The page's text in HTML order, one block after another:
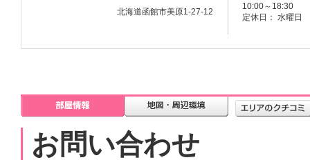
北海道函館市美原1-27-12
10:00～18:30
定休日： 水曜日
お問い合わせ